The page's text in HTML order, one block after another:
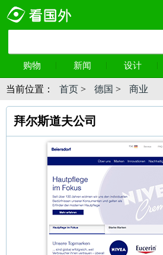
购物 新闻 设计
当前位置： 首页 > 德国 > 商业
拜尔斯道夫公司